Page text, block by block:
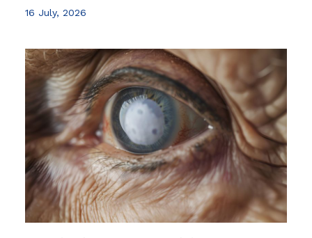
16 July, 2026